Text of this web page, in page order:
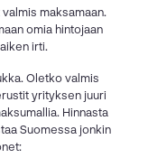
maksamaan.
omia hintojaan
irti.
Oletko valmis
yrityksen juuri
Hinnasta
Suomessa jonkin